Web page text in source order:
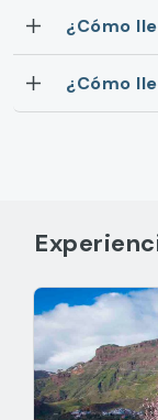
¿Cómo
¿Cómo